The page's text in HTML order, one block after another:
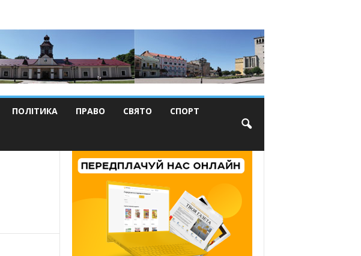
ПОЛІТИКА ПРАВО СВЯТО СПОРТ